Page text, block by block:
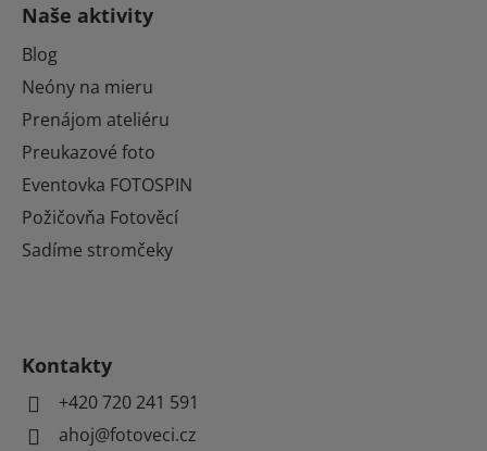
Naše aktivity
Blog
Neóny na mieru
Prenájom ateliéru
Preukazové foto
Eventovka FOTOSPIN
Požičovňa Fotověcí
Sadíme stromčeky
Kontakty
+420 720 241 591
ahoj@fotoveci.cz